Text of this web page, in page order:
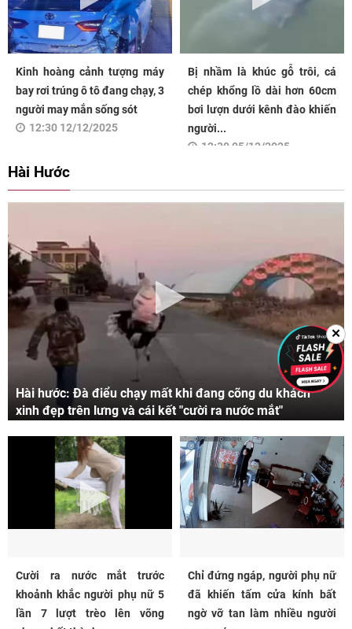
Kinh hoàng cảnh tượng máy
bay rơi trúng ô tô đang chạy, 3
người may mắn sống sót
12:30 12/12/2025
Bị nhầm là khúc gỗ trôi, cá
chép khổng lồ dài hơn 60cm
bơi lượn dưới kênh đào khiến
người...
12:30 05/12/2025
Hài Hước
Hài hước: Đà điểu chạy mất khi đang cõng du khách
xinh đẹp trên lưng và cái kết "cười ra nước mắt"
Cười ra nước mắt trước
khoảnh khắc người phụ nữ 5
lần 7 lượt trèo lên võng
Chỉ đứng ngáp, người phụ nữ
đã khiến tấm cửa kính bất
ngờ vỡ tan làm nhiều người
✕